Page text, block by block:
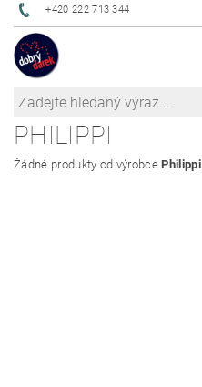
+420 222 713 344
PHILIPPI
Žádné produkty od výrobcePhilippi